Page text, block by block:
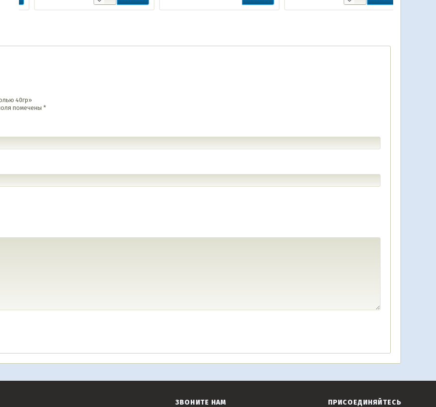
40гр»
помечены *
ЗВОНИТЕ НАМ ПРИСОЕДИНЯЙТЕСЬ